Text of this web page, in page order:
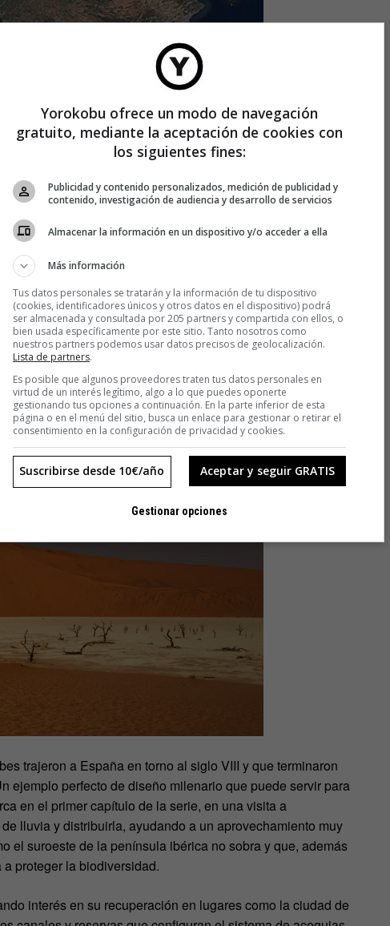
deRoots, undocumentalpara salvar la tierra,
que, en el fondo, es su propia supervivencia. En
se acerca a amenazas como la desertificación, la
fértiles a través del continente europeo. O en resumen,
es un documental alarmista. No se dedica a enumerar las
la búsqueda de culpables. En vez de eso, la primera
alternativas en busca de soluciones. Ideas que,
quedado relegadas, a pesar de su sostenibilidad y los
trajeron a España en torno al siglo VIII y que terminaron
ejemplo perfecto de diseño milenario que puede servir para
en el primer capítulo de la serie, en una visita a
lluvia y distribuirla, ayudando a un aprovechamiento muy
el suroeste de la península ibérica no sobra y que, además
proteger la biodiversidad.
interés en su recuperación en lugares como la ciudad de
Yorokobu ofrece un modo de navegación
gratuito, mediante la aceptación de cookies con
los siguientes fines:
Publicidad y contenido personalizados, medición de publicidad y
contenido, investigación de audiencia y desarrollo de servicios
Almacenar la información en un dispositivo y/o acceder a ella
Más información
Tus datos personales se tratarán y la información de tu dispositivo
(cookies, identificadores únicos y otros datos en el dispositivo) podrá
ser almacenada y consultada por 205 partners y compartida con ellos, o
bien usada específicamente por este sitio. Tanto nosotros como
nuestros partners podemos usar datos precisos de geolocalización.
Lista de partners.
Es posible que algunos proveedores traten tus datos personales en
virtud de un interés legítimo, algo a lo que puedes oponerte
gestionando tus opciones a continuación. En la parte inferior de esta
página o en el menú del sitio, busca un enlace para gestionar o retirar el
consentimiento en la configuración de privacidad y cookies.
Aceptar y seguir GRATIS
Suscribirse desde 10€/año
Gestionar opciones